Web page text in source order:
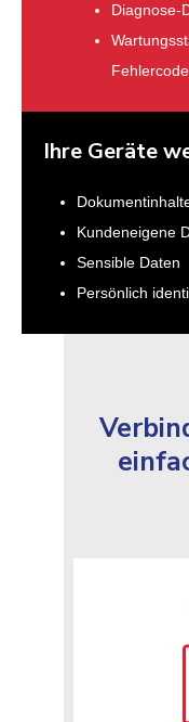
Diagnose-
Ihre Geräte
Kundeneigene
Sensible Daten
Persönlich